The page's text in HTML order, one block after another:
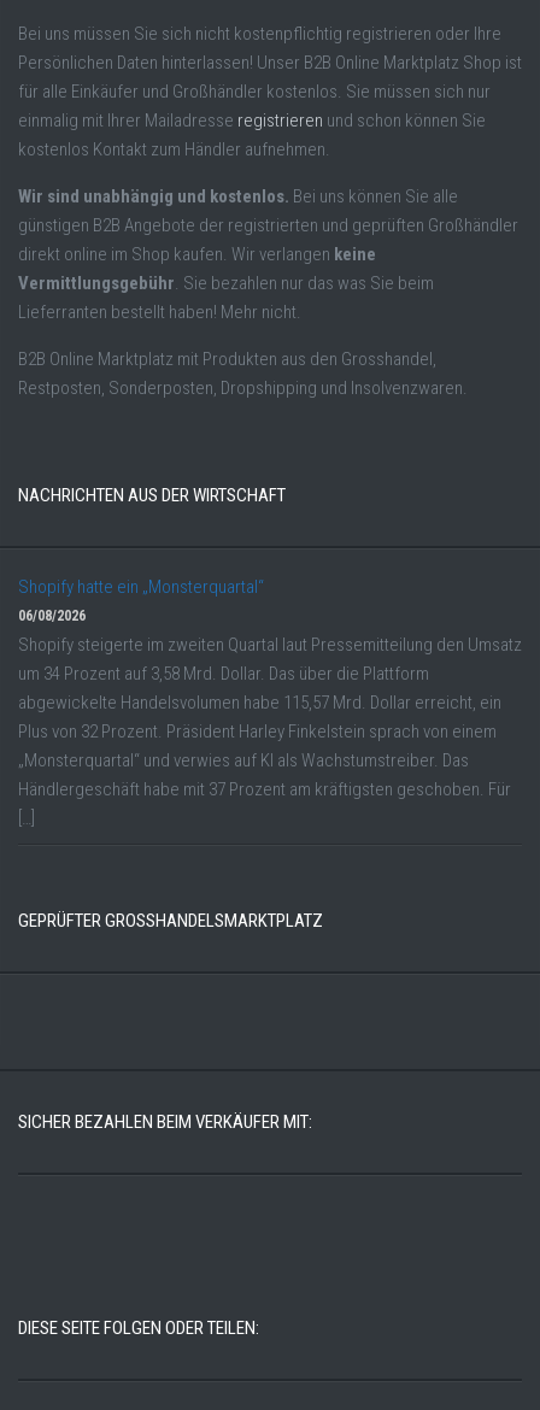
Bei uns müssen Sie sich nicht kostenpflichtig registrieren oder Ihre
Persönlichen Daten hinterlassen! Unser B2B Online Marktplatz Shop ist
für alle Einkäufer und Großhändler kostenlos. Sie müssen sich nur
einmalig mit Ihrer Mailadresse registrieren und schon können Sie
kostenlos Kontakt zum Händler aufnehmen.
Wir sind unabhängig und kostenlos. Bei uns können Sie alle
günstigen B2B Angebote der registrierten und geprüften Großhändler
direkt online im Shop kaufen. Wir verlangen keine
Vermittlungsgebühr. Sie bezahlen nur das was Sie beim
Lieferranten bestellt haben! Mehr nicht.
B2B Online Marktplatz mit Produkten aus den Grosshandel,
Restposten, Sonderposten, Dropshipping und Insolvenzwaren.
NACHRICHTEN AUS DER WIRTSCHAFT
Shopify hatte ein „Monsterquartal“
06/08/2026
Shopify steigerte im zweiten Quartal laut Pressemitteilung den Umsatz
um 34 Prozent auf 3,58 Mrd. Dollar. Das über die Plattform
abgewickelte Handelsvolumen habe 115,57 Mrd. Dollar erreicht, ein
Plus von 32 Prozent. Präsident Harley Finkelstein sprach von einem
„Monsterquartal“ und verwies auf KI als Wachstumstreiber. Das
Händlergeschäft habe mit 37 Prozent am kräftigsten geschoben. Für
[…]
GEPRÜFTER GROSSHANDELSMARKTPLATZ
SICHER BEZAHLEN BEIM VERKÄUFER MIT:
DIESE SEITE FOLGEN ODER TEILEN: